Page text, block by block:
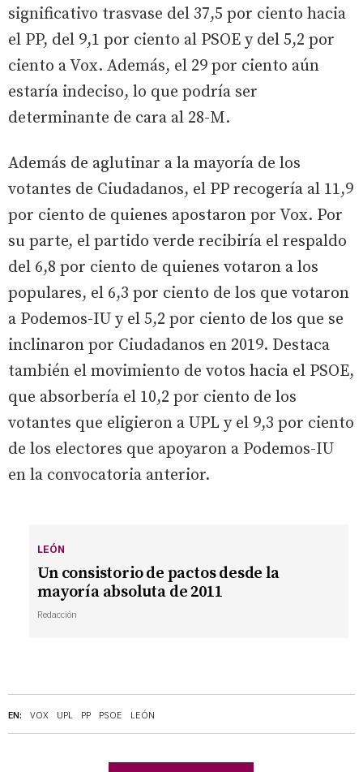
EN: VOX UPL PP PSOE LEÓN
significativo trasvase del 37,5 por ciento hacia
el PP, del 9,1 por ciento al PSOE y del 5,2 por
ciento a Vox. Además, el 29 por ciento aún
estaría indeciso, lo que podría ser
determinante de cara al 28-M.
Además de aglutinar a la mayoría de los
votantes de Ciudadanos, el PP recogería al 11,9
por ciento de quienes apostaron por Vox. Por
su parte, el partido verde recibiría el respaldo
del 6,8 por ciento de quienes votaron a los
populares, el 6,3 por ciento de los que votaron
a Podemos-IU y el 5,2 por ciento de los que se
inclinaron por Ciudadanos en 2019. Destaca
también el movimiento de votos hacia el PSOE,
que absorbería el 10,2 por ciento de los
votantes que eligieron a UPL y el 9,3 por ciento
de los electores que apoyaron a Podemos-IU
en la convocatoria anterior.
LEÓN
Un consistorio de pactos desde la
mayoría absoluta de 2011
Redacción